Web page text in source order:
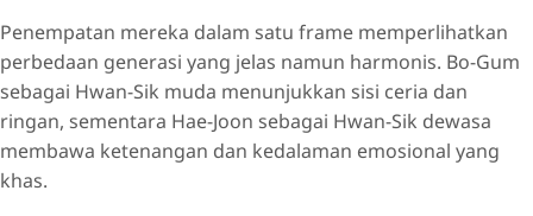
Penempatan mereka dalam satu frame memperlihatkan
perbedaan generasi yang jelas namun harmonis. Bo-Gum
sebagai Hwan-Sik muda menunjukkan sisi ceria dan
ringan, sementara Hae-Joon sebagai Hwan-Sik dewasa
membawa ketenangan dan kedalaman emosional yang
khas.